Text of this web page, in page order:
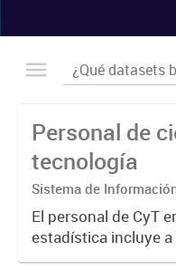
Personal de
tecnología
Sistema de
Tecnología Argentino
El personal de CyT
estadística incluye
personas